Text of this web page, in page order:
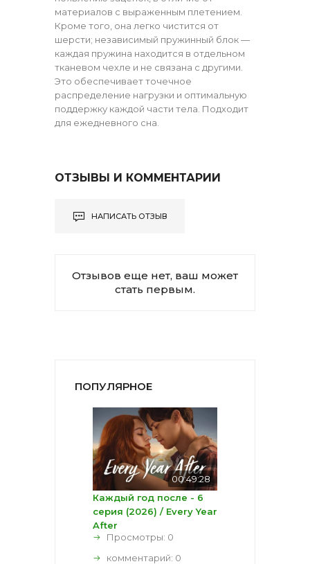
материалов с выраженным плетением.
Кроме того, она легко чистится от
шерсти; независимый пружинный блок —
каждая пружина находится в отдельном
тканевом чехле и не связана с другими.
Это обеспечивает точечное
распределение нагрузки и оптимальную
поддержку каждой части тела. Подходит
для ежедневного сна.
ОТЗЫВЫ И КОММЕНТАРИИ
НАПИСАТЬ ОТЗЫВ
Отзывов еще нет, ваш может
стать первым.
ПОПУЛЯРНОЕ
00:49:28
Каждый год после - 6
серия (2026) / Every Year
After
Просмотры: 0
комментарий: 0